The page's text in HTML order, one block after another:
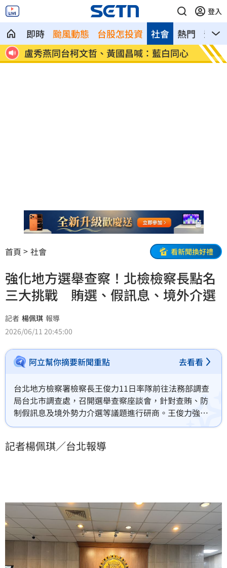
登入
即時 颱風動態 台股怎投資 熱門 影音
社會
哭
盧秀燕同台柯文哲、黃國昌喊：藍白同心
慈濟
圾」
首頁 社會 看新聞換好禮
強化地方選舉查察！北檢檢察長點名
三大挑戰 賄選、假訊息、境外介選
記者 楊佩琪 報導
2026/06/11 20:45:00
阿立幫你摘要新聞重點 去看看
台北地方檢察署檢察長王俊力11日率隊前往法務部調查
局台北市調查處，召開選舉查察座談會，針對查賄、防
制假訊息及境外勢力介選等議題進行研商。王俊力強
調，本次選舉面臨結構性賄選、假訊息快速擴散及境外
害選舉不法行為。
記者楊佩琪／台北報導